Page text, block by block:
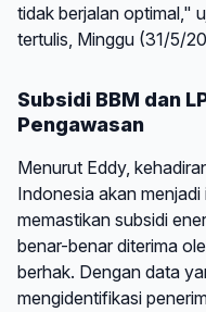
tidak berjalan optimal,"
tertulis, Minggu (31/5/
Subsidi BBM dan
Pengawasan
Menurut Eddy,
Indonesia akan
memastikan subsidi
benar-benar diterima
berhak. Dengan data
mengidentifikasi